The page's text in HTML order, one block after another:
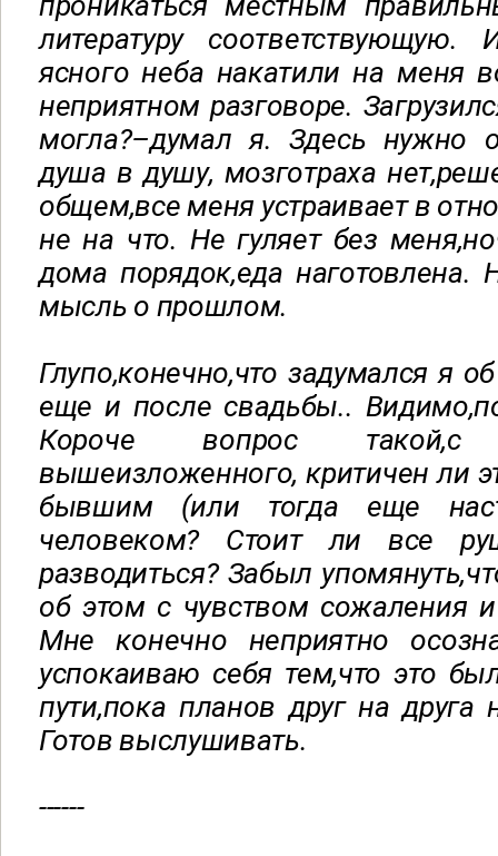
литературу
ясного неба накатили на меня
неприятном разговоре.
могла?–думал я. Здесь нужно
душа в душу, мозготраха
общем,все меня устраивает в
не на что. Не гуляет без
дома порядок,еда наготовлена.
мысль о прошлом.
Глупо,конечно,что задумался я
еще и после свадьбы..
Короче вопрос
вышеизложенного, критичен ли
бывшим (или тогда еще
человеком? Стоит ли все
разводиться? Забыл
об этом с чувством сожаления
Мне конечно неприятно
успокаиваю себя тем,что это
пути,пока планов друг на
Готов выслушивать.
------